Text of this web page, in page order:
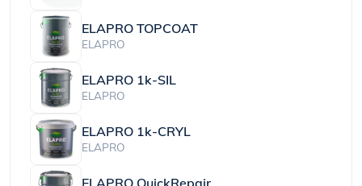
ELAPRO TOPCOAT
ELAPRO
ELAPRO 1k-SIL
ELAPRO
ELAPRO 1k-CRYL
ELAPRO
ELAPRO QuickRepair